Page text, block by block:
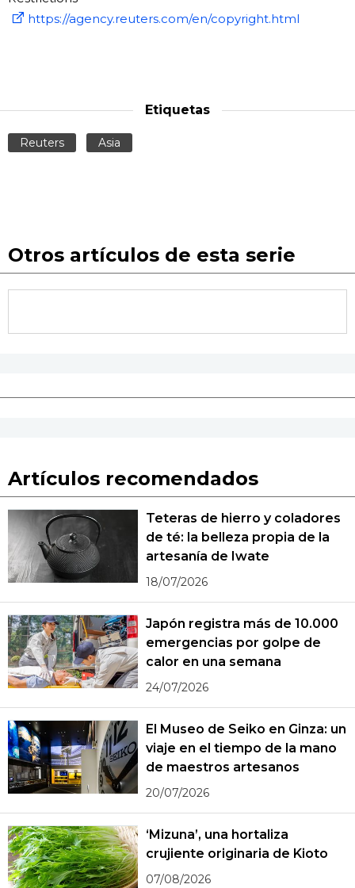
https://agency.reuters.com/en/copyright.html
Etiquetas
Reuters Asia
Otros artículos de esta serie
Artículos recomendados
Teteras de hierro y coladores
de té: la belleza propia de la
artesanía de Iwate
18/07/2026
Japón registra más de 10.000
emergencias por golpe de
calor en una semana
24/07/2026
El Museo de Seiko en Ginza: un
viaje en el tiempo de la mano
de maestros artesanos
20/07/2026
‘Mizuna’, una hortaliza
crujiente originaria de Kioto
07/08/2026